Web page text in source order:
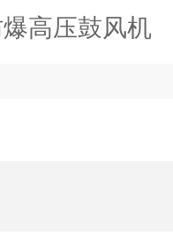
高压鼓风机